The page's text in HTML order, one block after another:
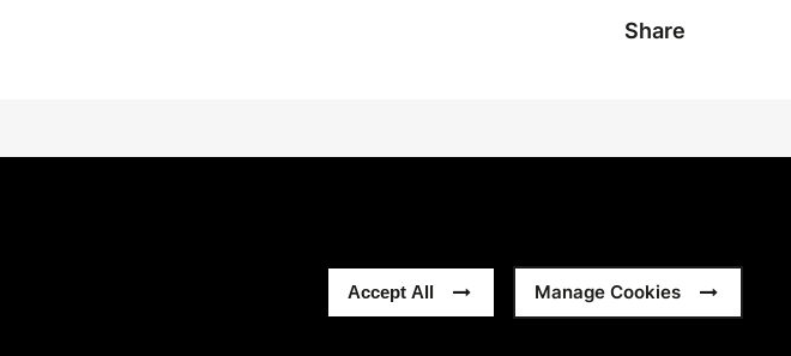
Accept All Manage Cookies
Share
Sitemap Vollständige Geschäftsbedingungen